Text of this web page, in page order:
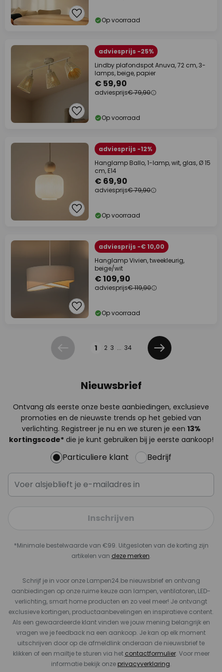
Op voorraad
adviesprijs -25%
Lindby plafondspot Anuva, 72 cm, 3-
lamps, beige, papier
€ 59,90
adviesprijs€ 79,90
Op voorraad
adviesprijs -12%
Hanglamp Ballo, 1-lamp, wit, glas, Ø 15
cm, E14
€ 69,90
adviesprijs€ 79,90
Op voorraad
adviesprijs -€ 10,00
Hanglamp Vivien, tweekleurig,
beige/wit
€ 109,90
adviesprijs€ 119,90
Op voorraad
Vorige 1 2 3 ... 34
Volgende
Nieuwsbrief
Ontvang als eerste onze beste aanbiedingen, exclusieve
promoties en de nieuwste trends op het gebied van
verlichting. Registreer je nu en we sturen je een 13%
kortingscode*die je kunt gebruiken bij je eerste aankoop!
Particuliere klant Bedrijf
Inschrijven
*Minimale bestelwaarde van €99. Uitgesloten van de korting zijn
artikelen van deze merken.
Schrijf je in voor onze Lampen24.be nieuwsbrief en ontvang
aanbiedingen op onze ruime keuze aan lampen, ventilatoren, LED-
verlichting, smart home producten en zo veel meer! Je ontvangt
exclusieve kortingen, productaanbevelingen en inspiratieve content.
Als een gewaardeerde klant vinden we jouw mening belangrijk en
vragen we je feedback na een aankoop. Je kan op elk moment
uitschrijven door op de afmeldlink onderaan de nieuwsbrief te
klikken of een mailtje te sturen via het contactformulier. Voor meer
informatie bekijk onze privacyverklaring.